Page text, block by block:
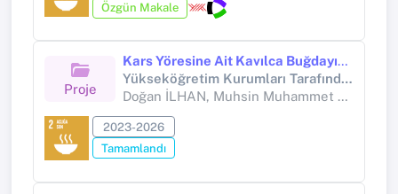
Özgün Makale
Proje
Kars Yöresine Ait Kavılca Buğdayının (Triticum dicoccum Schrank) Yeni Nesil Sekanslama (NGS) Yöntemi ile Mitokondriyal DNA Sekansının Analizi
Yükseköğretim Kurumları Tarafından Destekli Bilimsel Araştırma Projesi (Yükseköğretim Kurumları tarafından destekli bilimsel araştırma projesi)
Doğan İLHAN, Muhsin Muhammet KARAÇAR
2023-2026
Tamamlandı